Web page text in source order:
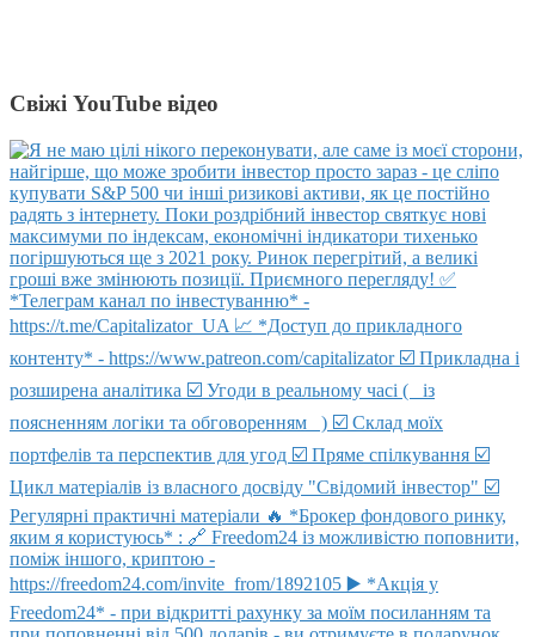
Свіжі YouTube відео